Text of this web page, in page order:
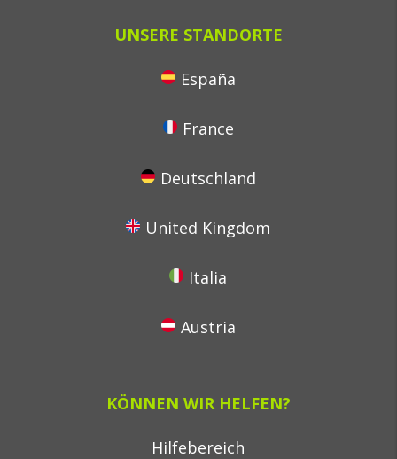
UNSERE STANDORTE
España
France
Deutschland
United Kingdom
Italia
Austria
KÖNNEN WIR HELFEN?
Hilfebereich